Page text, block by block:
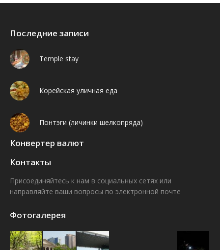
Последние записи
Temple stay
Корейская уличная еда
Понтэги (личинки шелкопряда)
Конвертер валют
Контакты
Присоединяйтесь к нам в социальных сетях или
направляйте ваши вопросы по электронной почте
Фотогалерея